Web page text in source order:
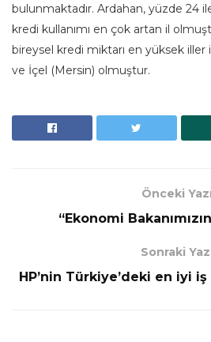
bulunmaktadır. Ardahan, yüzde 24
kredi kullanımı en çok artan il
bireysel kredi miktarı en yüksek iller
ve İçel (Mersin) olmuştur.
Önceki Yazı
“Ekonomi
Sonraki
HP’nin Türkiye’deki en iyi